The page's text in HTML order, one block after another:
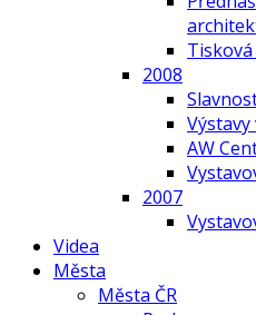
2008
AW
2007
Videa
Města
Města ČR